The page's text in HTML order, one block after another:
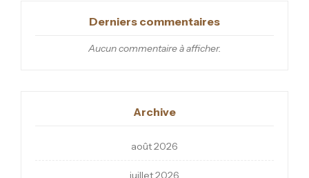
Derniers commentaires
Aucun commentaire à afficher.
Archive
août 2026
juillet 2026